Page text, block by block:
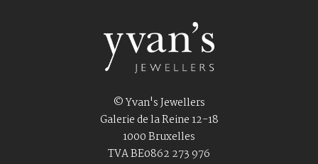
© Yvan's Jewellers
Galerie de la Reine 12-18
1000 Bruxelles
TVA BE0862 273 976